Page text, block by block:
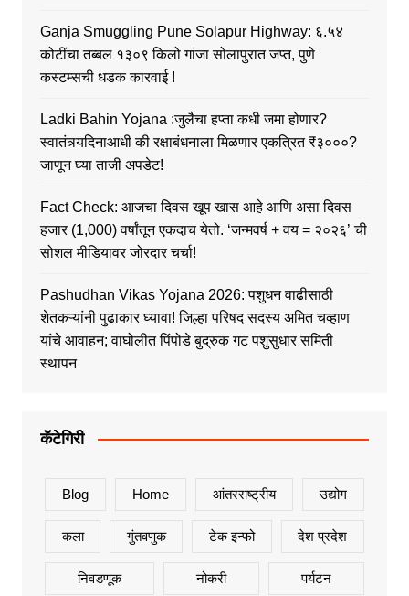
Ganja Smuggling Pune Solapur Highway: ६.५४
कोटींचा तब्बल १३०९ किलो गांजा सोलापुरात जप्त, पुणे
कस्टम्सची धडक कारवाई !
Ladki Bahin Yojana :जुलैचा हप्ता कधी जमा होणार?
स्वातंत्र्यदिनाआधी की रक्षाबंधनाला मिळणार एकत्रित ₹३०००?
जाणून घ्या ताजी अपडेट!
Fact Check: आजचा दिवस खूप खास आहे आणि असा दिवस
हजार (1,000) वर्षांतून एकदाच येतो. ‘जन्मवर्ष + वय = २०२६’ ची
सोशल मीडियावर जोरदार चर्चा!
Pashudhan Vikas Yojana 2026: पशुधन वाढीसाठी
शेतकऱ्यांनी पुढाकार घ्यावा! जिल्हा परिषद सदस्य अमित चव्हाण
यांचे आवाहन; वाघोलीत पिंपोडे बुद्रुक गट पशुसुधार समिती
स्थापन
कॅटेगिरी
Blog Home आंतरराष्ट्रीय उद्योग
कला गुंतवणुक टेक इन्फो देश प्रदेश
निवडणूक नोकरी पर्यटन